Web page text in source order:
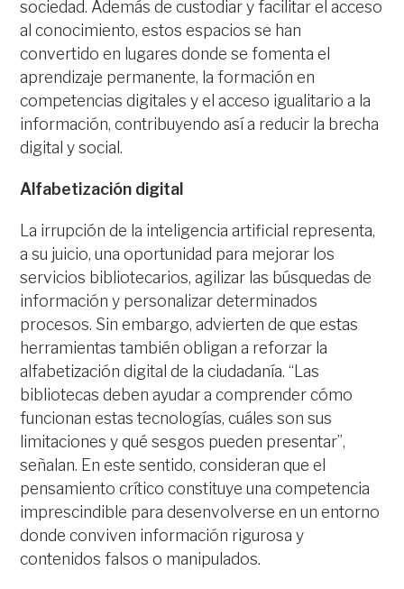
sociedad. Además de custodiar y facilitar el acceso
al conocimiento, estos espacios se han
convertido en lugares donde se fomenta el
aprendizaje permanente, la formación en
competencias digitales y el acceso igualitario a la
información, contribuyendo así a reducir la brecha
digital y social.
Alfabetización digital
La irrupción de la inteligencia artificial representa,
a su juicio, una oportunidad para mejorar los
servicios bibliotecarios, agilizar las búsquedas de
información y personalizar determinados
procesos. Sin embargo, advierten de que estas
herramientas también obligan a reforzar la
alfabetización digital de la ciudadanía. “Las
bibliotecas deben ayudar a comprender cómo
funcionan estas tecnologías, cuáles son sus
limitaciones y qué sesgos pueden presentar”,
señalan. En este sentido, consideran que el
pensamiento crítico constituye una competencia
imprescindible para desenvolverse en un entorno
donde conviven información rigurosa y
contenidos falsos o manipulados.